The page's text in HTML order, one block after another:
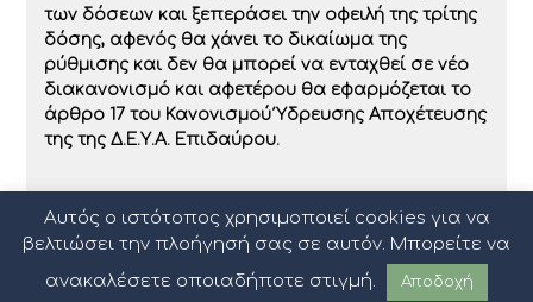
των δόσεων και ξεπεράσει την οφειλή της τρίτης
δόσης, αφενός θα χάνει το δικαίωμα της
ρύθμισης και δεν θα μπορεί να ενταχθεί σε νέο
διακανονισμό και αφετέρου θα εφαρμόζεται το
άρθρο 17 του Κανονισμού Ύδρευσης Αποχέτευσης
της της Δ.Ε.Υ.Α. Επιδαύρου.
Αυτός ο ιστότοπος χρησιμοποιεί cookies για να
βελτιώσει την πλοήγησή σας σε αυτόν. Μπορείτε να
ανακαλέσετε οποιαδήποτε στιγμή.
Αποδοχή